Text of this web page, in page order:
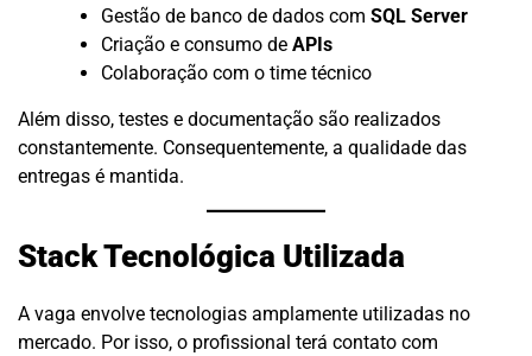
Gestão de banco de dados com SQL Server
Criação e consumo de APIs
Colaboração com o time técnico
Além disso, testes e documentação são realizados
constantemente. Consequentemente, a qualidade das
entregas é mantida.
Stack Tecnológica Utilizada
A vaga envolve tecnologias amplamente utilizadas no
mercado. Por isso, o profissional terá contato com